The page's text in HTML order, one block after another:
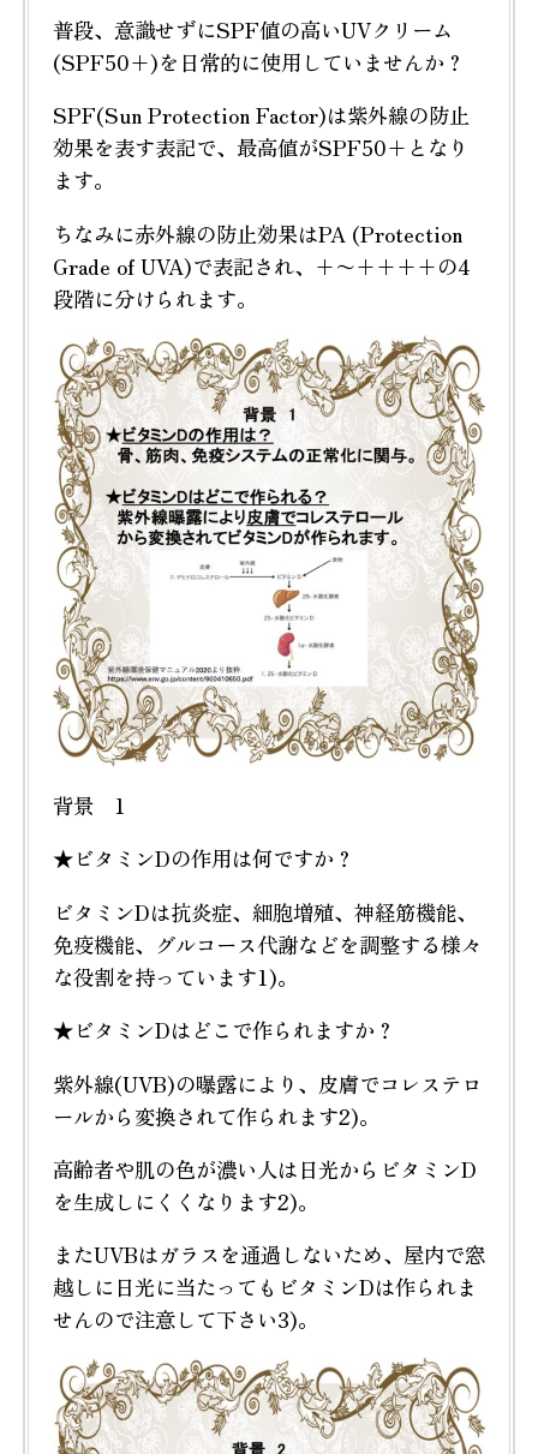
普段、意識せずにSPF値の高いUVクリーム
(SPF50+)を日常的に使用していませんか？
SPF(Sun Protection Factor)は紫外線の防止
効果を表す表記で、最高値がSPF50+となり
ます。
ちなみに赤外線の防止効果はPA (Protection
Grade of UVA)で表記され、+〜++++の4
段階に分けられます。
背景 1
★ビタミンDの作用は何ですか？
ビタミンDは抗炎症、細胞増殖、神経筋機能、
免疫機能、グルコース代謝などを調整する様々
な役割を持っています1)。
★ビタミンDはどこで作られますか？
紫外線(UVB)の曝露により、皮膚でコレステロ
ールから変換されて作られます2)。
高齢者や肌の色が濃い人は日光からビタミンD
を生成しにくくなります2)。
またUVBはガラスを通過しないため、屋内で窓
越しに日光に当たってもビタミンDは作られま
せんので注意して下さい3)。